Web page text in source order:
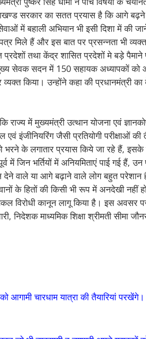
सरकार का सतत प्रयास है कि आगे
में बहाली अभियान भी इसी दिशा में की
मिले हैं और इस बात पर प्रसन्नता भी
प्रदेशों तथा केंद्र शासित प्रदेशों मे बड़े
सेवक सदन में 150 सहायक अध्यापकों को
व्यक्त किया। उन्होंने कहा की प्रधानमंत्री
राज्य में मुख्यमंत्री उत्थान योजना एवं
एवं इंजीनियरिंग जैसी प्रतियोगी परीक्षाओं
भरने के लगातार प्रयास किये जा रहे हैं,
में जिन भर्तियों में अनियमिताएं पाई गई हैं,
वाले या आगे बढ़ाने वाले लोग बहुत
के हितों की किसी भी रूप में अनदेखी नहीं
विरोधी कानून लागू किया है। इस अवसर
निदेशक माध्यमिक शिक्षा श्रीमती सीमा
आगामी चारधाम यात्रा की तैयारियां परखेंगे।